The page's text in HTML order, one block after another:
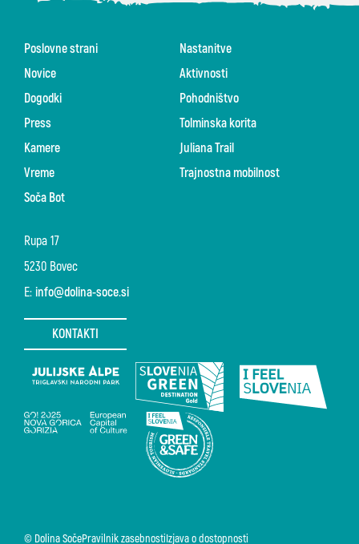
Rupa 17
5230 Bovec
E: info@dolina-soce.si
KONTAKTI
Poslovne strani
Novice
Dogodki
Press
Kamere
Vreme
Soča Bot
Nastanitve
Aktivnosti
Pohodništvo
Tolminska korita
Juliana Trail
Trajnostna mobilnost
© Dolina SočePravilnik zasebnostiIzjava o dostopnosti